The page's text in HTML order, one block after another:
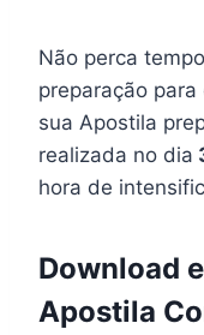
Não perca
preparação
sua Apostila
realizada no dia
hora de
Download
Apostila